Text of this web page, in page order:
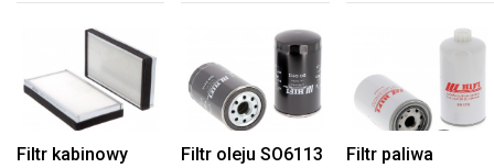
Filtr kabinowy
Filtr oleju SO6113
Filtr paliwa